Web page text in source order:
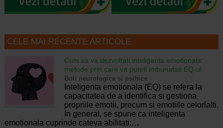
CELE MAI RECENTE ARTICOLE
Cum sa va dezvoltati inteligenta emotionala:
metode prin care va puteti imbunatati EQ-ul
Boli neurologice si psihice
Inteligenta emotionala (EQ) se refera la
capacitatea de a identifica si gestiona
propriile emotii, precum si emotiile celorlalti.
In general, se spune ca inteligenta
emotionala cuprinde cateva abilitati:…